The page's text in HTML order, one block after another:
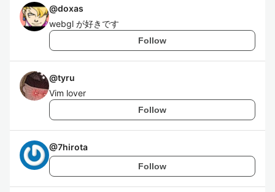
@doxas
webgl が好きです
Follow
@tyru
Vim lover
Follow
@7hirota
Follow